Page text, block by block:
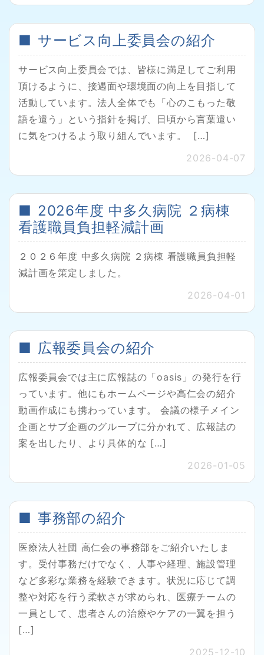
サービス向上委員会の紹介
サービス向上委員会では、皆様に満足してご利用
頂けるように、接遇面や環境面の向上を目指して
活動しています。法人全体でも「心のこもった敬
語を遣う」という指針を掲げ、日頃から言葉遣い
に気をつけるよう取り組んでいます。 […]
2026-04-07
2026年度 中多久病院 ２病棟
看護職員負担軽減計画
２０２６年度 中多久病院 ２病棟 看護職員負担軽
減計画を策定しました。
2026-04-01
広報委員会の紹介
広報委員会では主に広報誌の「oasis」の発行を行
っています。他にもホームページや高仁会の紹介
動画作成にも携わっています。 会議の様子メイン
企画とサブ企画のグループに分かれて、広報誌の
案を出したり、より具体的な […]
2026-01-05
事務部の紹介
医療法人社団 高仁会の事務部をご紹介いたしま
す。受付事務だけでなく、人事や経理、施設管理
など多彩な業務を経験できます。状況に応じて調
整や対応を行う柔軟さが求められ、医療チームの
一員として、患者さんの治療やケアの一翼を担う
[…]
2025-12-10